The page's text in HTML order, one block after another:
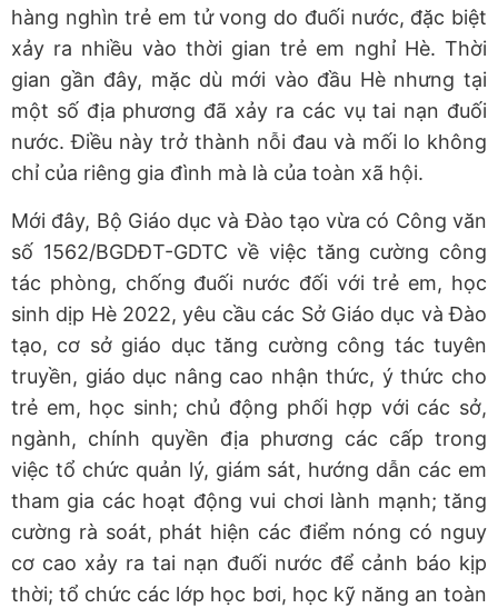
hàng nghìn trẻ em tử vong do đuối nước, đặc biệt
xảy ra nhiều vào thời gian trẻ em nghỉ Hè. Thời
gian gần đây, mặc dù mới vào đầu Hè nhưng tại
một số địa phương đã xảy ra các vụ tai nạn đuối
nước. Điều này trở thành nỗi đau và mối lo không
chỉ của riêng gia đình mà là của toàn xã hội.
Mới đây, Bộ Giáo dục và Đào tạo vừa có Công văn
số 1562/BGDĐT-GDTC về việc tăng cường công
tác phòng, chống đuối nước đối với trẻ em, học
sinh dịp Hè 2022, yêu cầu các Sở Giáo dục và Đào
tạo, cơ sở giáo dục tăng cường công tác tuyên
truyền, giáo dục nâng cao nhận thức, ý thức cho
trẻ em, học sinh; chủ động phối hợp với các sở,
ngành, chính quyền địa phương các cấp trong
việc tổ chức quản lý, giám sát, hướng dẫn các em
tham gia các hoạt động vui chơi lành mạnh; tăng
cường rà soát, phát hiện các điểm nóng có nguy
cơ cao xảy ra tai nạn đuối nước để cảnh báo kịp
thời; tổ chức các lớp học bơi, học kỹ năng an toàn